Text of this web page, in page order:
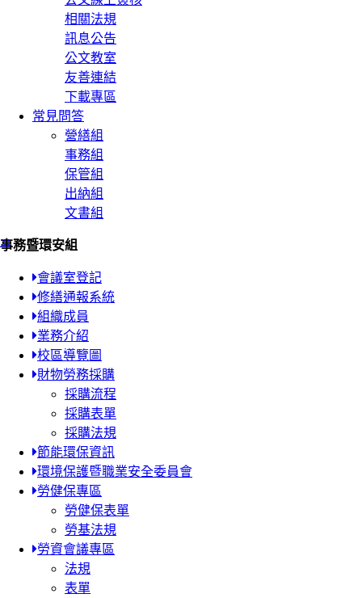
相關法規
訊息公告
公文教室
友善連結
下載專區
常見問答
營繕組
事務組
保管組
出納組
文書組
:::
事務暨環安組
會議室登記
修繕通報系統
組織成員
業務介紹
校區導覽圖
財物勞務採購
採購流程
採購表單
採購法規
節能環保資訊
環境保護暨職業安全委員會
勞健保專區
勞健保表單
勞基法規
勞資會議專區
法規
表單